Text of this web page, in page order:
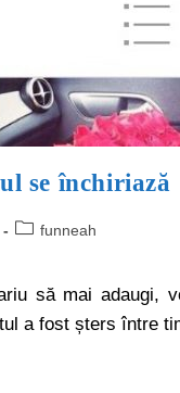
se închiriază
funneah
să mai
a fost șters între